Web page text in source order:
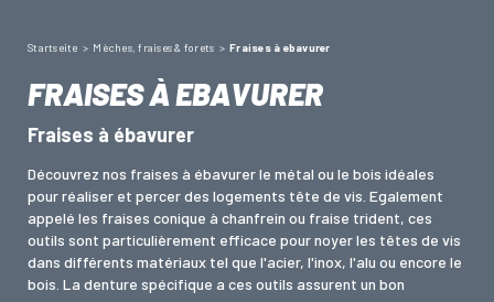
CONSOMMABLES
OUTILS À MAIN
OUTILS DE TOUPIE
FERS & PLAQUETTES
Startseite Mèches, fraises & forets Fraises à ebavurer
FRAISES À EBAVURER
Fraises à ébavurer
Découvrez nos fraises à ébavurer le métal ou le bois idéales
pour réaliser et percer des logements tête de vis. Egalement
appelé les fraises conique à chanfrein ou fraise trident, ces
outils sont particulièrement efficace pour noyer les têtes de vis
dans différents matériaux tel que l'acier, l'inox, l'alu ou encore le
bois. La denture spécifique a ces outils assurent un bon